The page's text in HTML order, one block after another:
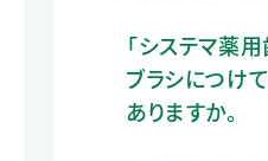
「システマ薬
ブラシにつけ
ありますか。